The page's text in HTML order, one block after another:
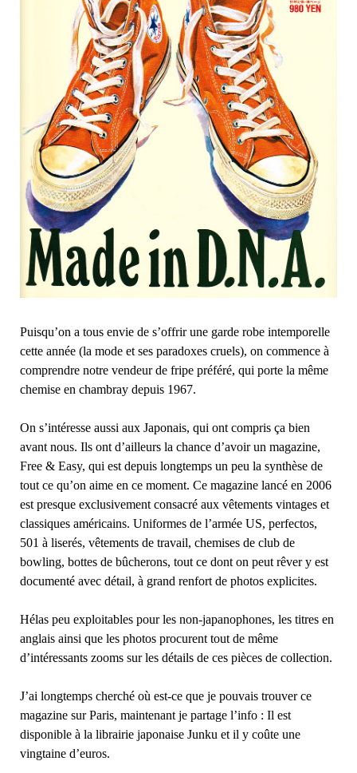
Puisqu’on a tous envie de s’offrir une garde robe intemporelle
cette année (la mode et ses paradoxes cruels), on commence à
comprendre notre vendeur de fripe préféré, qui porte la même
chemise en chambray depuis 1967.
On s’intéresse aussi aux Japonais, qui ont compris ça bien
avant nous. Ils ont d’ailleurs la chance d’avoir un magazine,
Free & Easy, qui est depuis longtemps un peu la synthèse de
tout ce qu’on aime en ce moment. Ce magazine lancé en 2006
est presque exclusivement consacré aux vêtements vintages et
classiques américains. Uniformes de l’armée US, perfectos,
501 à liserés, vêtements de travail, chemises de club de
bowling, bottes de bûcherons, tout ce dont on peut rêver y est
documenté avec détail, à grand renfort de photos explicites.
Hélas peu exploitables pour les non-japanophones, les titres en
anglais ainsi que les photos procurent tout de même
d’intéressants zooms sur les détails de ces pièces de collection.
J’ai longtemps cherché où est-ce que je pouvais trouver ce
magazine sur Paris, maintenant je partage l’info : Il est
disponible à la librairie japonaise Junku et il y coûte une
vingtaine d’euros.